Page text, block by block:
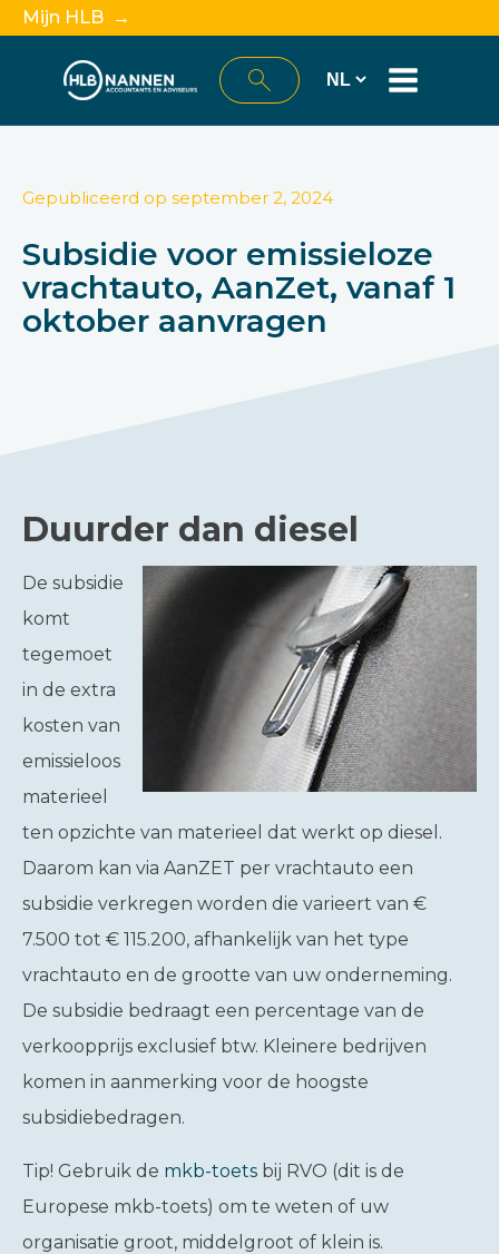
Mijn HLB →
Gepubliceerd op september 2, 2024
Subsidie voor emissieloze
vrachtauto, AanZet, vanaf 1
oktober aanvragen
Duurder dan diesel
De subsidie
komt
tegemoet
in de extra
kosten van
emissieloos
materieel
ten opzichte van materieel dat werkt op diesel.
Daarom kan via AanZET per vrachtauto een
subsidie verkregen worden die varieert van €
7.500 tot € 115.200, afhankelijk van het type
vrachtauto en de grootte van uw onderneming.
De subsidie bedraagt een percentage van de
verkoopprijs exclusief btw. Kleinere bedrijven
komen in aanmerking voor de hoogste
subsidiebedragen.
Tip! Gebruik de mkb-toets bij RVO (dit is de
Europese mkb-toets) om te weten of uw
organisatie groot, middelgroot of klein is.